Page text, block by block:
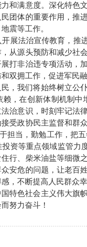
和满意度。深化特色
团体的重要作用，推
震等工作。
展法治宣传教育，推
从源头预防和减少社
打非治违专项活动，
双拥工作，促进军民
，我们将始终树立公
，在创新体制机制
治意识，时刻牢记法
受政协民主监督和群
担当，勤勉工作，把
资等重点领域监管力
行、柴米油盐等细微
安危的问题，让老百
，不断提高人民群众
特色社会主义伟大旗
努力奋斗！